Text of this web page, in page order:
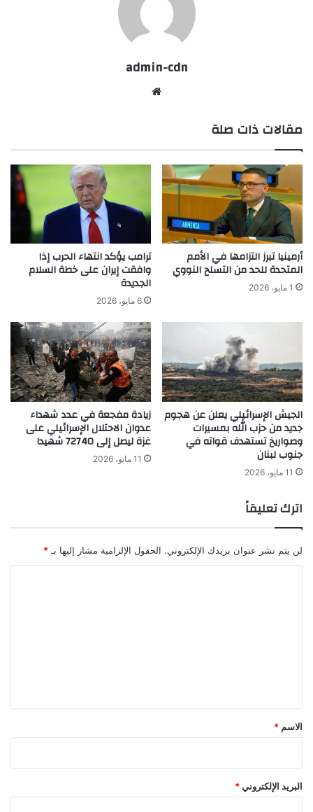
admin-cdn
مقالات ذات صلة
أرمينيا تبرز التزامها في الأمم
المتحدة للحد من التسلح النووي
1 مايو، 2026
ترامب يؤكد انتهاء الحرب إذا
وافقت إيران على خطة السلام
الجديدة
6 مايو، 2026
الجيش الإسرائيلي يعلن عن هجوم
جديد من حزب الله بمسيرات
وصواريخ تستهدف قواته في
جنوب لبنان
11 مايو، 2026
زيادة مفجعة في عدد شهداء
عدوان الاحتلال الإسرائيلي على
غزة ليصل إلى 72740 شهيدا
11 مايو، 2026
اترك تعليقاً
لن يتم نشر عنوان بريدك الإلكتروني. الحقول الإلزامية مشار إليها بـ *
*
الاسم *
البريد الإلكتروني *